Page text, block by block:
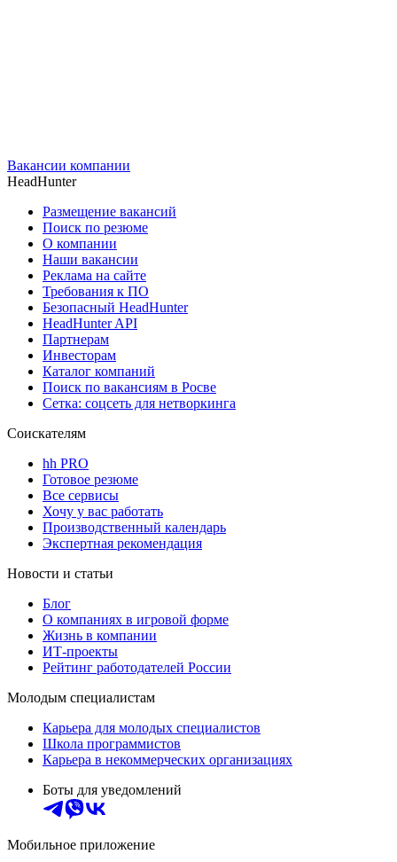
Вакансии компании
HeadHunter
Размещение вакансий
Поиск по резюме
О компании
Наши вакансии
Реклама на сайте
Требования к ПО
Безопасный HeadHunter
HeadHunter API
Партнерам
Инвесторам
Каталог компаний
Поиск по вакансиям в Росве
Сетка: соцсеть для нетворкинга
Соискателям
hh PRO
Готовое резюме
Все сервисы
Хочу у вас работать
Производственный календарь
Экспертная рекомендация
Новости и статьи
Блог
О компаниях в игровой форме
Жизнь в компании
ИТ-проекты
Рейтинг работодателей России
Молодым специалистам
Карьера для молодых специалистов
Школа программистов
Карьера в некоммерческих организациях
Боты для уведомлений
Мобильное приложение